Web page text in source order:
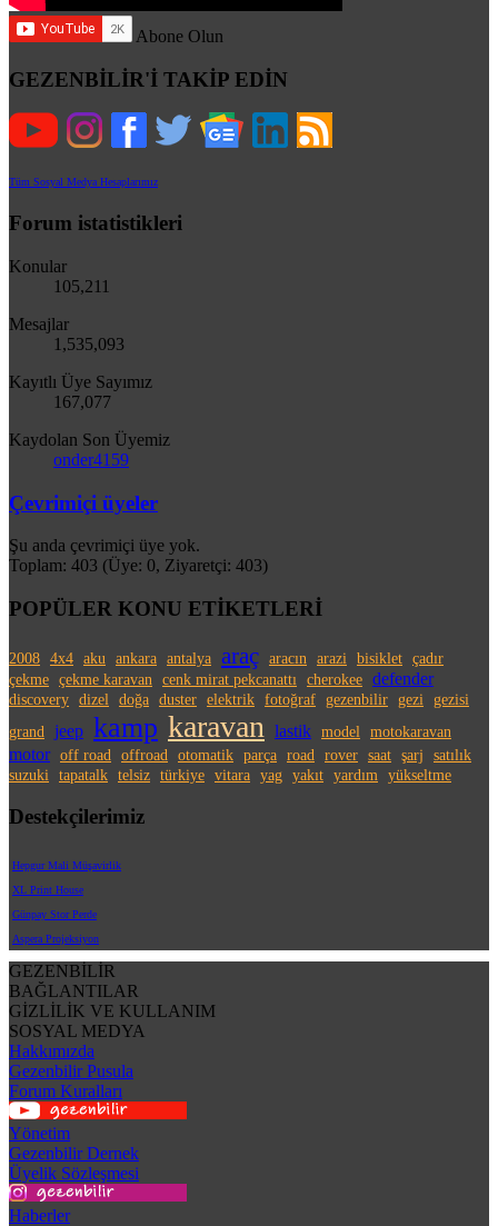
Abone Olun
GEZENBİLİR'İ TAKİP EDİN
Tüm Sosyal Medya Hesaplarımız
Forum istatistikleri
Konular
105,211
Mesajlar
1,535,093
Kayıtlı Üye Sayımız
167,077
Kaydolan Son Üyemiz
onder4159
Çevrimiçi üyeler
Şu anda çevrimiçi üye yok.
Toplam: 403 (Üye: 0, Ziyaretçi: 403)
POPÜLER KONU ETİKETLERİ
2008 4x4 aku ankara antalya araç aracın arazi bisiklet çadır
çekme çekme karavan cenk mirat pekcanattı cherokee defender
discovery dizel doğa duster elektrik fotoğraf gezenbilir gezi
gezisi
grand
jeep kamp karavan lastik model motokaravan
motor off road offroad otomatik parça road rover saat şarj
satılık
suzuki
tapatalk telsiz türkiye vitara yag yakıt yardım yükseltme
Destekçilerimiz
Hepgur Mali Müşavirlik
XL Print House
Günpay Stor Perde
Aspera Projeksiyon
GEZENBİLİR
BAĞLANTILAR
GİZLİLİK VE KULLANIM
SOSYAL MEDYA
Hakkımızda
Gezenbilir Pusula
Forum Kuralları
Yönetim
Gezenbilir Dernek
Üyelik Sözleşmesi
Haberler